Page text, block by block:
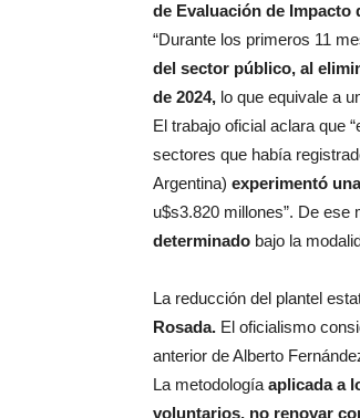
de Evaluación de
“Durante los primeros 11
del sector público, al
de 2024, lo que equivale a
El trabajo oficial aclara que
sectores que había
Argentina) experimentó
u$s3.820 millones”. De ese
determinado bajo la
La reducción del plantel
Rosada. El oficialismo
anterior de Alberto
La metodología aplicada a
voluntarios, no renovar